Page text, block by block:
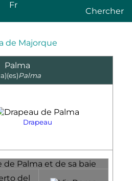
Fr
Chercher
de Majorque
Palma
(es)Palma
Drapeau